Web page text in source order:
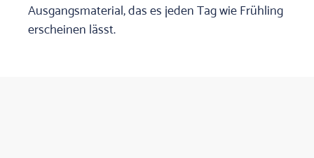
Ausgangsmaterial, das es jeden Tag wie Frühling
erscheinen lässt.